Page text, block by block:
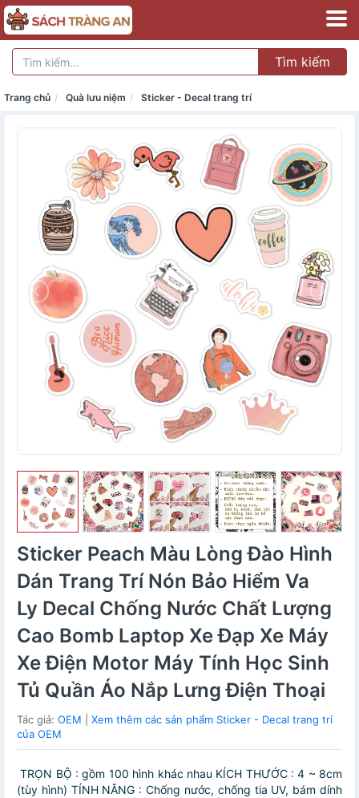
Tìm kiếm
Trang chủ Quà lưu niệm Sticker - Decal trang trí
Sticker Peach Màu Lòng Đào Hình
Dán Trang Trí Nón Bảo Hiểm Va
Ly Decal Chống Nước Chất Lượng
Cao Bomb Laptop Xe Đạp Xe Máy
Xe Điện Motor Máy Tính Học Sinh
Tủ Quần Áo Nắp Lưng Điện Thoại
Tác giả: OEM
Xem thêm các sản phẩm Sticker - Decal trang trí
của OEM
TRỌN BỘ : gồm 100 hình khác nhau KÍCH THƯỚC : 4 ~ 8cm
(tùy hình) TÍNH NĂNG : Chống nước, chống tia UV, bám dính